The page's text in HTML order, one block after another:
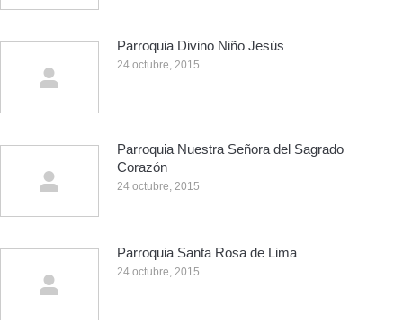
Parroquia Divino Niño Jesús
24 octubre, 2015
Parroquia Nuestra Señora del Sagrado
Corazón
24 octubre, 2015
Parroquia Santa Rosa de Lima
24 octubre, 2015